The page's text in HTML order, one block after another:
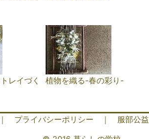
レイづく
植物を織る-春の彩り-
｜ プライバシーポリシー ｜ 服部公